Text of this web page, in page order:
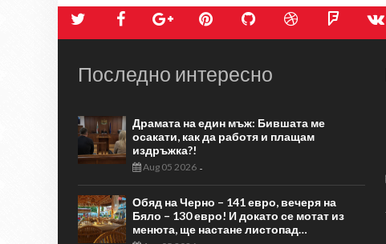
Последно интересно
Драмата на един мъж: Бившата ме
осакати, как да работя и плащам
издръжка?!
Aug 05 2026 -
Обяд на Черно – 141 евро, вечеря на
Бяло – 130 евро! И докато се мотат из
менюта, ще настане листопад…